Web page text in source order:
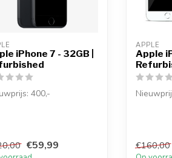
iPhone 7 - 32GB |
400,-
€59,99
APPLE
Apple
€160,00